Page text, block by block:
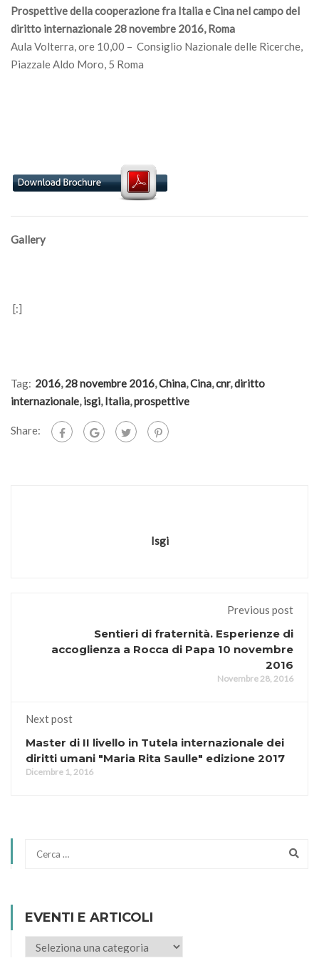
Prospettive della cooperazione fra Italia e Cina nel campo del
diritto internazionale 28 novembre 2016, Roma
Aula Volterra, ore 10,00 – Consiglio Nazionale delle Ricerche,
Piazzale Aldo Moro, 5 Roma
Gallery
[:]
Tag: 2016,28 novembre 2016,China,Cina,cnr,diritto
internazionale,isgi,Italia,prospettive
Share:
Isgi
Previous post
Sentieri di fraternità. Esperienze di
accoglienza a Rocca di Papa 10 novembre
2016
Novembre 28, 2016
Next post
Master di II livello in Tutela internazionale dei
diritti umani "Maria Rita Saulle" edizione 2017
Dicembre 1, 2016
EVENTI E ARTICOLI